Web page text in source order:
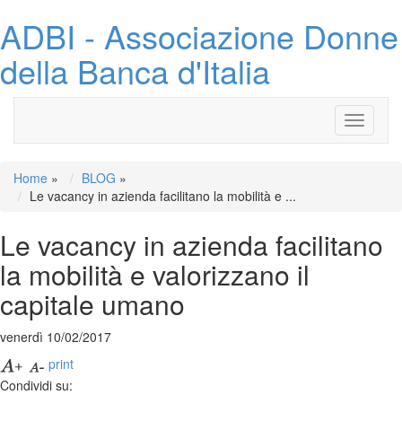
ADBI - Associazione Donne
della Banca d'Italia
Toggle
Home » BLOG »
Le vacancy in azienda facilitano la mobilità e ...
Le vacancy in azienda facilitano
la mobilità e valorizzano il
capitale umano
venerdì 10/02/2017
print
Condividi su: